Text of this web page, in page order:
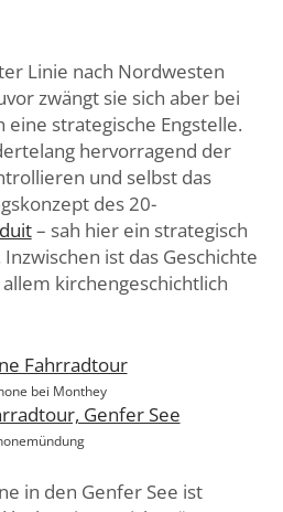
Linie nach Nordwesten
zwängt sie sich aber bei
eine strategische Engstelle.
hervorragend der
und selbst das
des 20-
– sah hier ein strategisch
ist das Geschichte
kirchengeschichtlich
bei Monthey
in den Genfer See ist